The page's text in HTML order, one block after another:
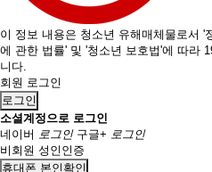
이 정보 내용은 청소년 유해매체물로서 '
에 관한 법률' 및 '청소년 보호법'에 따라
니다.
회원 로그인
로그인
소셜계정으로 로그인
네이버 로그인 구글+ 로그인
비회원 성인인증
휴대폰 본인확인